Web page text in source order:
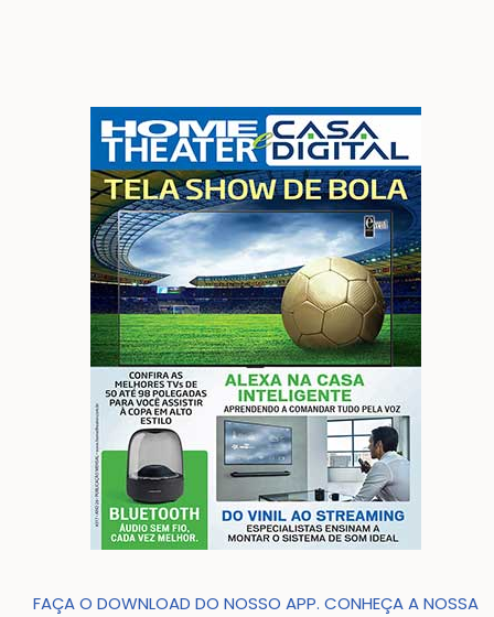
FAÇA O DOWNLOAD DO NOSSO APP. CONHEÇA A NOSSA